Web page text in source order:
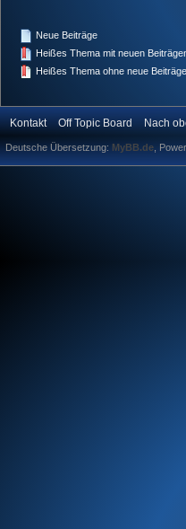
Neue Beiträge
Heißes Thema mit neuen
Heißes Thema ohne neue Beiträge
Kontakt Off Topic Board Nach
Deutsche Übersetzung: MyBB.de ,